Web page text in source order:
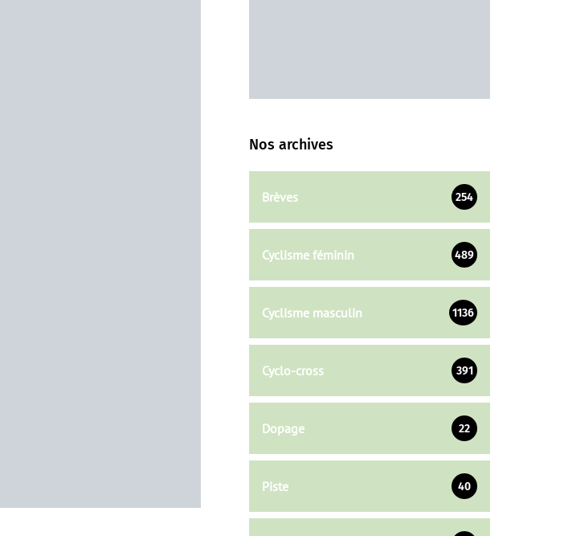
Nos archives
Brèves 254
Cyclisme féminin 489
Cyclisme masculin 1136
Cyclo-cross 391
Dopage 22
Piste 40